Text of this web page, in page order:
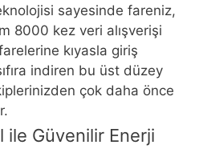
sayesinde fareniz,
8000 kez veri alışverişi
kıyasla giriş
indiren bu üst düzey
çok daha önce
Güvenilir Enerji